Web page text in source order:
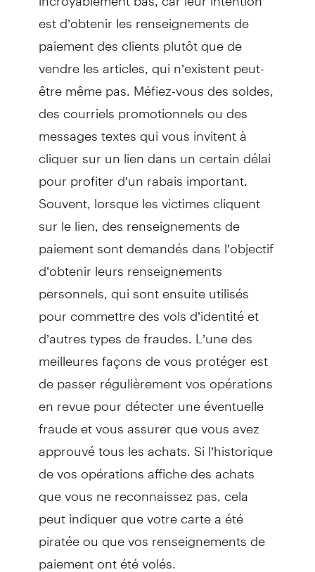
est d’obtenir les renseignements de
paiement des clients plutôt que de
vendre les articles, qui n’existent peut-
être même pas. Méfiez-vous des soldes,
des courriels promotionnels ou des
messages textes qui vous invitent à
cliquer sur un lien dans un certain délai
pour profiter d’un rabais important.
Souvent, lorsque les victimes cliquent
sur le lien, des renseignements de
paiement sont demandés dans l’objectif
d’obtenir leurs renseignements
personnels, qui sont ensuite utilisés
pour commettre des vols d’identité et
d’autres types de fraudes. L’une des
meilleures façons de vous protéger est
de passer régulièrement vos opérations
en revue pour détecter une éventuelle
fraude et vous assurer que vous avez
approuvé tous les achats. Si l’historique
de vos opérations affiche des achats
que vous ne reconnaissez pas, cela
peut indiquer que votre carte a été
piratée ou que vos renseignements de
paiement ont été volés.